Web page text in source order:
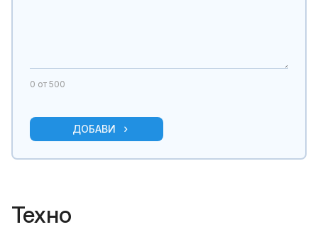
0 от 500
ДОБАВИ
Техно